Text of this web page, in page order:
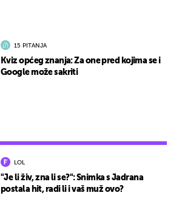
LOL
"Je li živ, zna li se?": Snimka s Jadrana
postala hit, radi li i vaš muž ovo?
15 PITANJA
Kviz općeg znanja: Za one pred kojima se i
Google može sakriti